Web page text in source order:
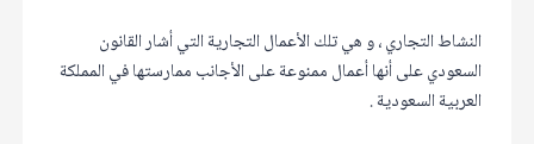
النشاط التجاري ، و هي تلك الأعمال التجارية التي أشار القانون
السعودي على أنها أعمال ممنوعة على الأجانب ممارستها في المملكة
العربية السعودية .